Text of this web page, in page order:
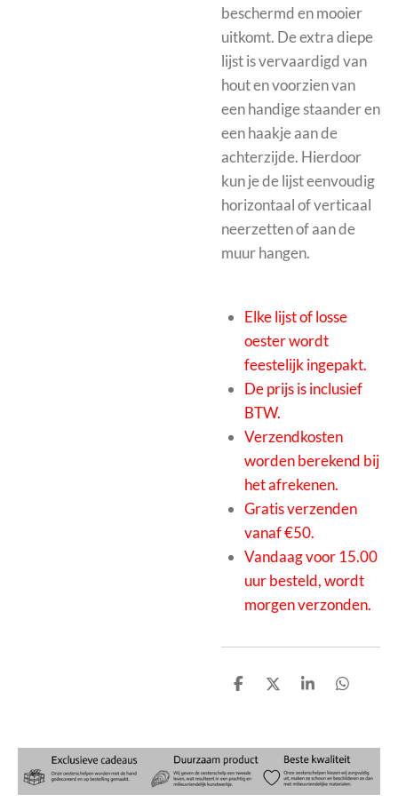
beschermd en mooier
uitkomt. De extra diepe
lijst is vervaardigd van
hout en voorzien van
een handige staander en
een haakje aan de
achterzijde. Hierdoor
kun je de lijst eenvoudig
horizontaal of verticaal
neerzetten of aan de
muur hangen.
Elke lijst of losse
oester wordt
feestelijk ingepakt.
De prijs is inclusief
BTW.
Verzendkosten
worden berekend bij
het afrekenen.
Gratis verzenden
vanaf €50.
Vandaag voor 15.00
uur besteld, wordt
morgen verzonden.
D
n
D
S
e
D
n